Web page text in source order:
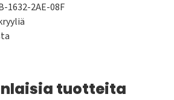
1632-2AE-08F
tuotteita